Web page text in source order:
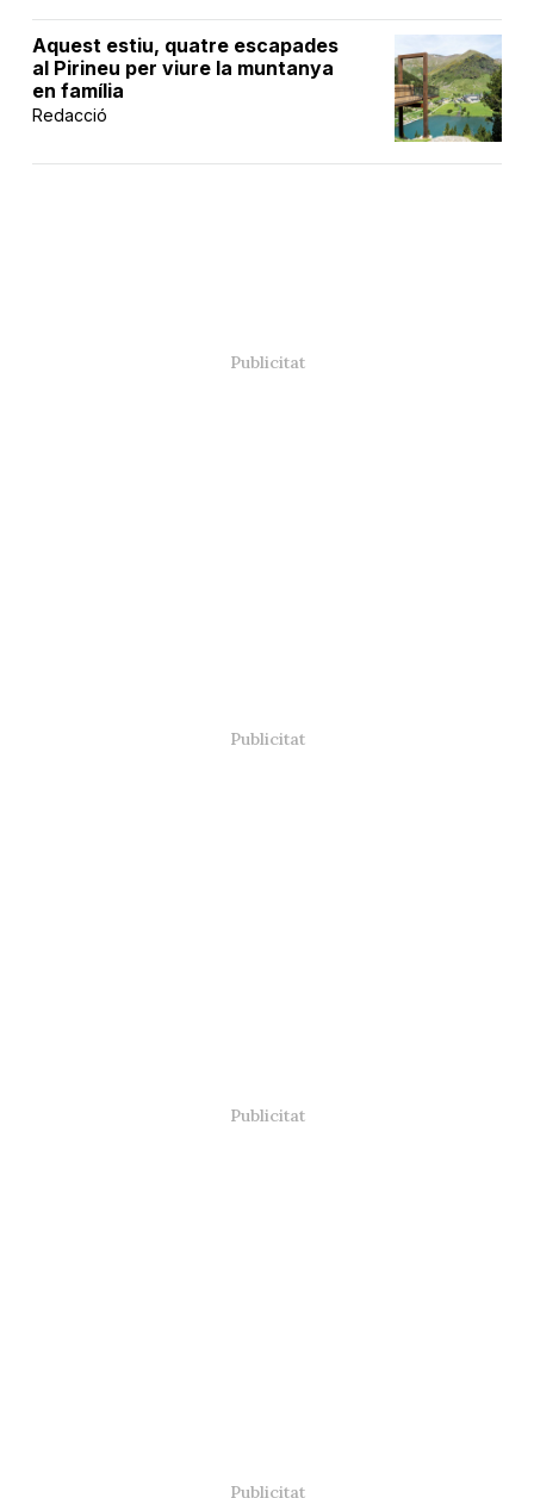
Aquest estiu, quatre escapades
al Pirineu per viure la muntanya
en família
Redacció